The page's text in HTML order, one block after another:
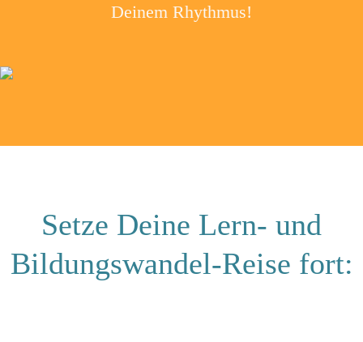
Deinem Rhythmus!
Setze Deine Lern- und
Bildungswandel-Reise fort: